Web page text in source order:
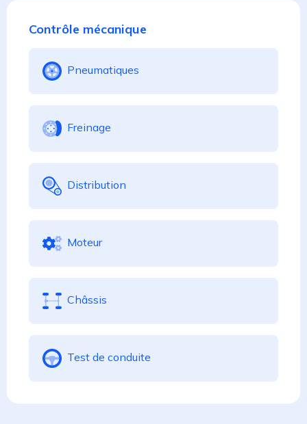
Contrôle mécanique
Pneumatiques
Freinage
Distribution
Moteur
Châssis
Test de conduite